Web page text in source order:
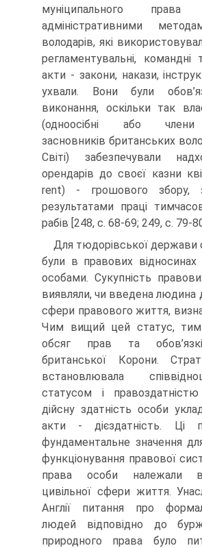
муніципального права
адміністративними
володарів, які
регламентувальні, командні
акти - закони, накази,
ухвали. Вони були
виконання, оскільки так
(одноосібні або члени
засновників британських
Світі) забезпечували
орендарів до своєї казни
rent) - грошового збору,
результатами праці
рабів [248, с. 68-69; 249, с. 79-
Для тюдорівської держави
були в правових відносинах
особами. Сукупність
виявляли, чи введена людина
сфери правового життя,
Чим вищий цей статус,
обсяг прав та
британської Корони.
встановлювала
статусом і
дійсну здатність особи
акти - дієздатність. Ці
фундаментальне значення
функціонування правової
права особи належали
цивільної сфери життя.
Англії питання про
людей відповідно до
природного права було